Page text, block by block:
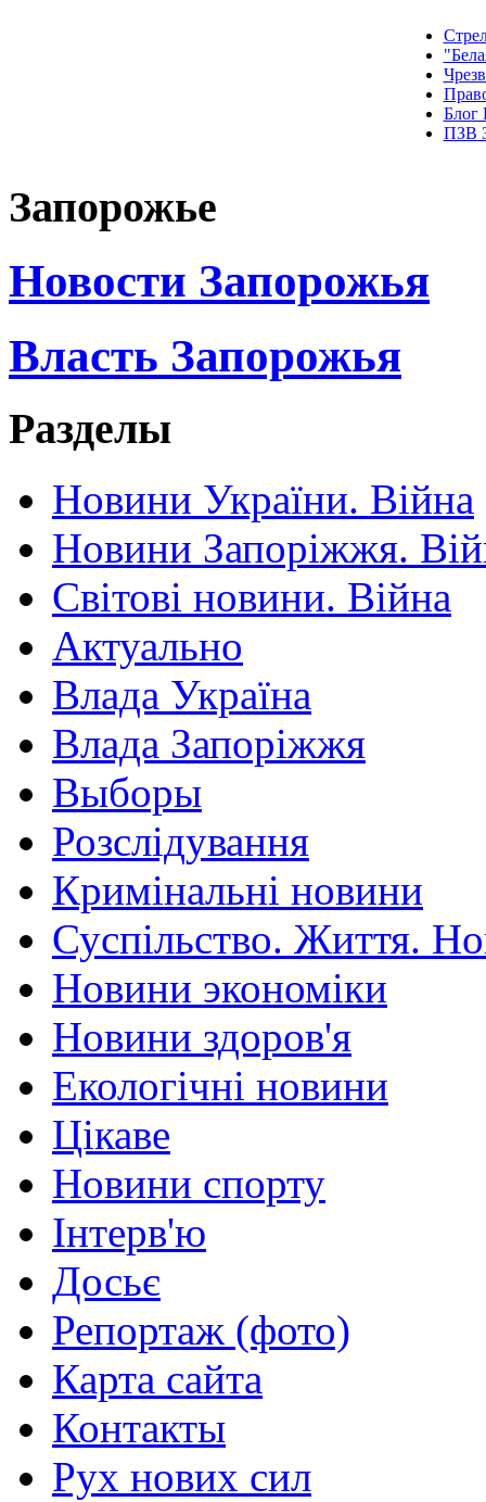
Блог
ПЗВ
Запорожье
Новости Запорожья
Власть Запорожья
Разделы
Новини України. Війна
Новини Запоріжжя.
Світові новини. Війна
Актуально
Влада Україна
Влада Запоріжжя
Выборы
Розслідування
Кримінальні новини
Суспільство. Життя.
Новини экономіки
Новини здоров'я
Екологічні новини
Цікаве
Новини спорту
Інтерв'ю
Досьє
Репортаж (фото)
Карта сайта
Контакты
Рух нових сил